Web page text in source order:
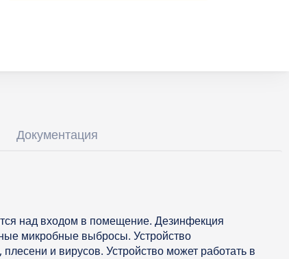
Документация
над входом в помещение. Дезинфекция
микробные выбросы. Устройство
и вирусов. Устройство может работать в